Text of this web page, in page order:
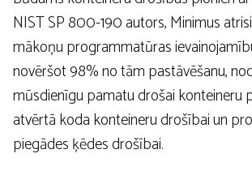
NIST SP 800-190 autors, Minimus
mākoņu programmatūras
novēršot 98% no tām pastāvēšanu,
mūsdienīgu pamatu drošai konteineru
atvērtā koda konteineru drošībai un
piegādes ķēdes drošībai.